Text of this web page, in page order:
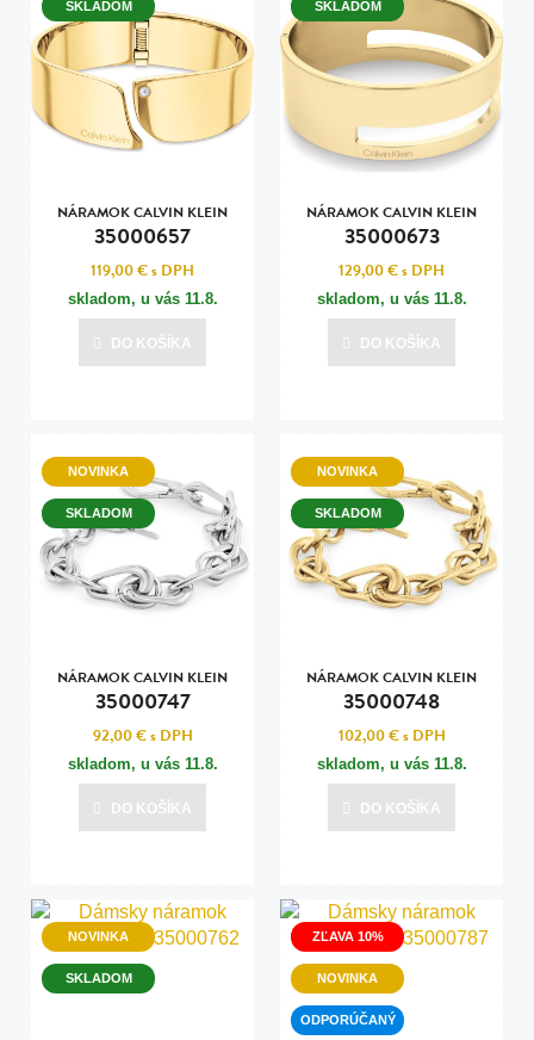
SKLADOM
NÁRAMOK CALVIN KLEIN
35000657
119,00 €s DPH
skladom, u vás 11.8.
DO KOŠÍKA
SKLADOM
NÁRAMOK CALVIN KLEIN
35000673
129,00 €s DPH
skladom, u vás 11.8.
DO KOŠÍKA
NOVINKA
SKLADOM
NÁRAMOK CALVIN KLEIN
35000747
92,00 €s DPH
skladom, u vás 11.8.
DO KOŠÍKA
NOVINKA
SKLADOM
NÁRAMOK CALVIN KLEIN
35000748
102,00 €s DPH
skladom, u vás 11.8.
DO KOŠÍKA
NOVINKA
SKLADOM
ZĽAVA 10%
NOVINKA
ODPORÚČANÝ